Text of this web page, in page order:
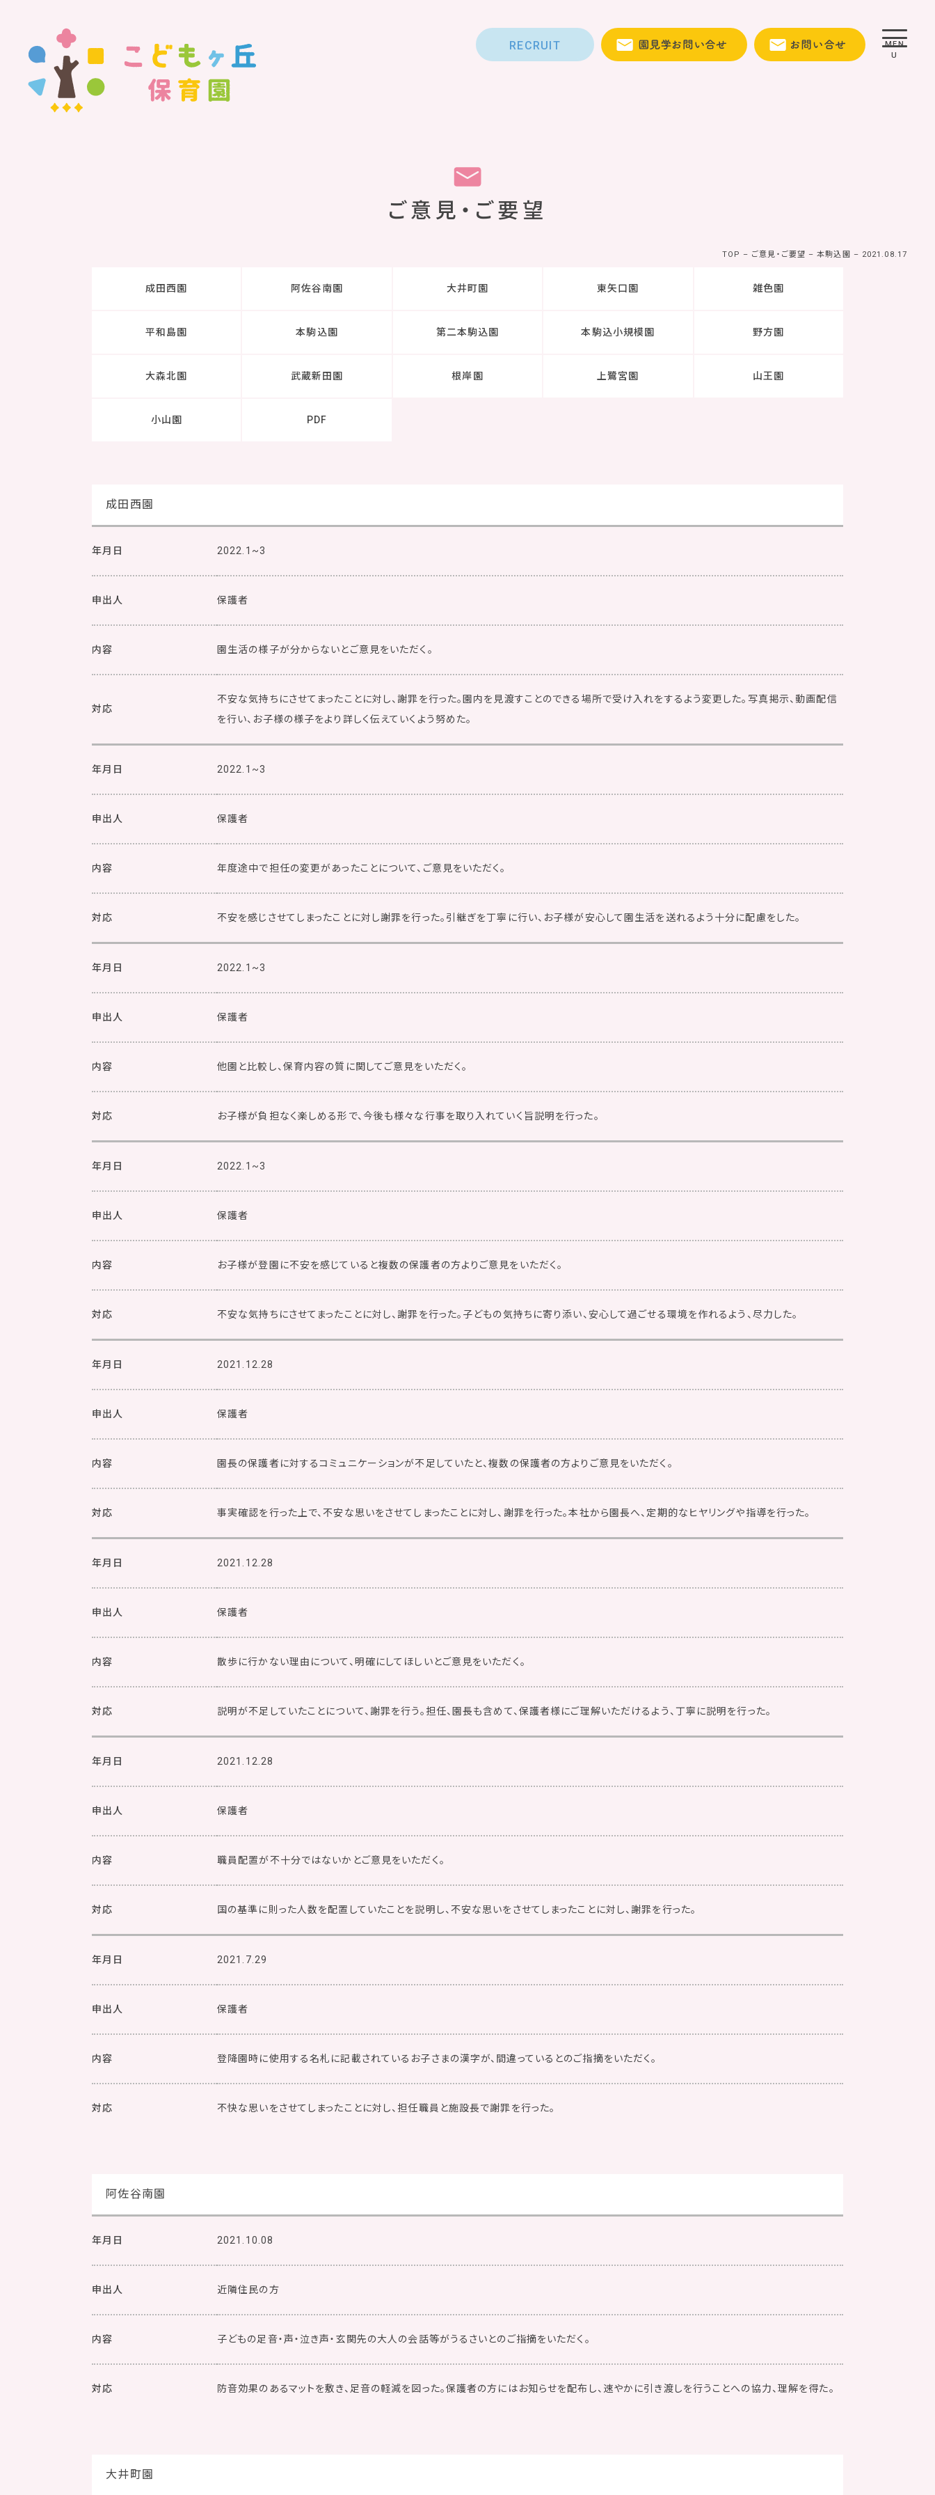
MEN
U
RECRUIT
ご意見・ご要望
TOP – ご意見・ご要望 – 本駒込園 – 2021.08.17
成田西園 阿佐谷南園 大井町園 東矢口園 雑色園
平和島園 本駒込園 第二本駒込園 本駒込小規模園 野方園
大森北園 武蔵新田園 根岸園 上鷺宮園 山王園
小山園 PDF
成田西園
年月日 2022.1~3
申出人 保護者
内容 園生活の様子が分からないとご意見をいただく。
対応
不安な気持ちにさせてまったことに対し、謝罪を行った。園内を見渡すことのできる場所で受け入れをするよう変更した。写真掲示、動画配信
を行い、お子様の様子をより詳しく伝えていくよう努めた。
年月日 2022.1~3
申出人 保護者
内容 年度途中で担任の変更があったことについて、ご意見をいただく。
対応 不安を感じさせてしまったことに対し謝罪を行った。引継ぎを丁寧に行い、お子様が安心して園生活を送れるよう十分に配慮をした。
年月日 2022.1~3
申出人 保護者
内容 他園と比較し、保育内容の質に関してご意見をいただく。
対応 お子様が負担なく楽しめる形で、今後も様々な行事を取り入れていく旨説明を行った。
年月日 2022.1~3
申出人 保護者
内容 お子様が登園に不安を感じていると複数の保護者の方よりご意見をいただく。
対応 不安な気持ちにさせてまったことに対し、謝罪を行った。子どもの気持ちに寄り添い、安心して過ごせる環境を作れるよう、尽力した。
年月日 2021.12.28
申出人 保護者
内容 園長の保護者に対するコミュニケーションが不足していたと、複数の保護者の方よりご意見をいただく。
対応 事実確認を行った上で、不安な思いをさせてしまったことに対し、謝罪を行った。本社から園長へ、定期的なヒヤリングや指導を行った。
年月日 2021.12.28
申出人 保護者
内容 散歩に行かない理由について、明確にしてほしいとご意見をいただく。
対応 説明が不足していたことについて、謝罪を行う。担任、園長も含めて、保護者様にご理解いただけるよう、丁寧に説明を行った。
年月日 2021.12.28
申出人 保護者
内容 職員配置が不十分ではないかとご意見をいただく。
対応 国の基準に則った人数を配置していたことを説明し、不安な思いをさせてしまったことに対し、謝罪を行った。
年月日 2021.7.29
申出人 保護者
内容 登降園時に使用する名札に記載されているお子さまの漢字が、間違っているとのご指摘をいただく。
対応 不快な思いをさせてしまったことに対し、担任職員と施設長で謝罪を行った。
阿佐谷南園
年月日 2021.10.08
申出人 近隣住民の方
内容 子どもの足音・声・泣き声・玄関先の大人の会話等がうるさいとのご指摘をいただく。
対応 防音効果のあるマットを敷き、足音の軽減を図った。保護者の方にはお知らせを配布し、速やかに引き渡しを行うことへの協力、理解を得た。
大井町園